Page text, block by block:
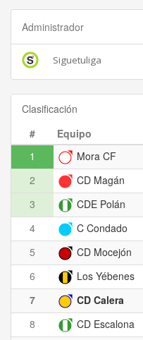
Administrador
Siguetuliga
Clasificación
#
Equipo
1
Mora CF
2
CD Magán
3
CDE Polán
4
C Condado
5
CD Mocejón
6
Los Yébenes
7
CD Calera
8
CD Escalona